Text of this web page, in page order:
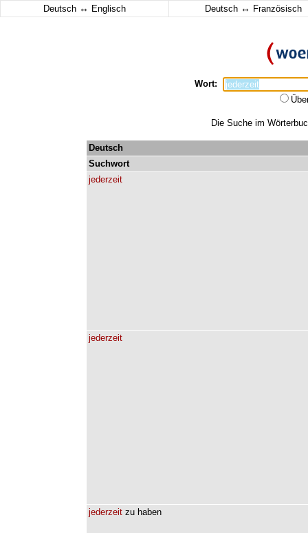
Deutsch ↔ Englisch Deutsch ↔ Französisch
Wort:
Die Suche im
Deutsch
Suchwort
jederzeit
jederzeit
jederzeit zu haben